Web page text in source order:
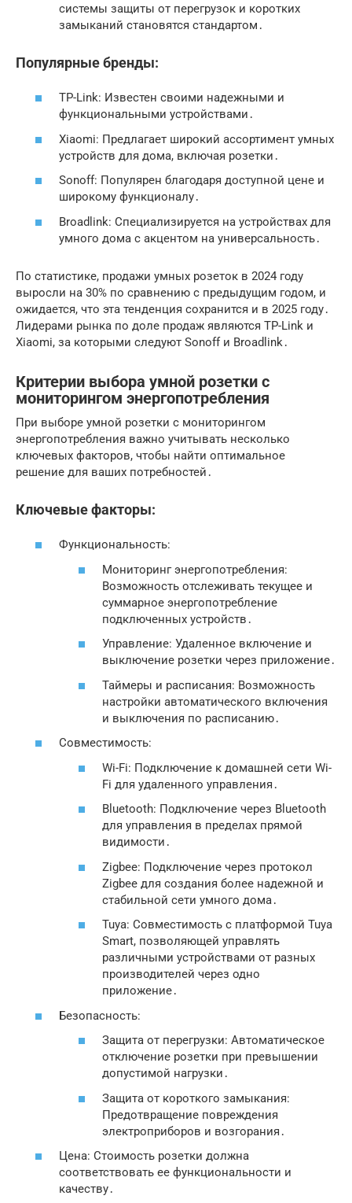
системы защиты от перегрузок и коротких
замыканий становятся стандартом․
Популярные бренды:
TP-Link: Известен своими надежными и
функциональными устройствами․
Xiaomi: Предлагает широкий ассортимент умных
устройств для дома, включая розетки․
Sonoff: Популярен благодаря доступной цене и
широкому функционалу․
Broadlink: Специализируется на устройствах для
умного дома с акцентом на универсальность․
По статистике, продажи умных розеток в 2024 году
выросли на 30% по сравнению с предыдущим годом, и
ожидается, что эта тенденция сохранится и в 2025 году․
Лидерами рынка по доле продаж являются TP-Link и
Xiaomi, за которыми следуют Sonoff и Broadlink․
Критерии выбора умной розетки с
мониторингом энергопотребления
При выборе умной розетки с мониторингом
энергопотребления важно учитывать несколько
ключевых факторов, чтобы найти оптимальное
решение для ваших потребностей․
Ключевые факторы:
Функциональность:
Мониторинг энергопотребления:
Возможность отслеживать текущее и
суммарное энергопотребление
подключенных устройств․
Управление: Удаленное включение и
выключение розетки через приложение․
Таймеры и расписания: Возможность
настройки автоматического включения
и выключения по расписанию․
Совместимость:
Wi-Fi: Подключение к домашней сети Wi-
Fi для удаленного управления․
Bluetooth: Подключение через Bluetooth
для управления в пределах прямой
видимости․
Zigbee: Подключение через протокол
Zigbee для создания более надежной и
стабильной сети умного дома․
Tuya: Совместимость с платформой Tuya
Smart, позволяющей управлять
различными устройствами от разных
производителей через одно
приложение․
Безопасность:
Защита от перегрузки: Автоматическое
отключение розетки при превышении
допустимой нагрузки․
Защита от короткого замыкания:
Предотвращение повреждения
электроприборов и возгорания․
Цена: Стоимость розетки должна
соответствовать ее функциональности и
качеству․